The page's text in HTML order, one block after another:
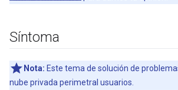
Síntoma
Nota: Este tema de solución de
nube privada perimetral usuarios.